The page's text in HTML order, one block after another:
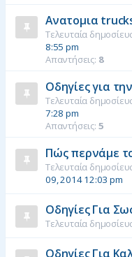
Ανατομια
Τελευταία
8:55 pm
Απαντήσεις: 8
Οδηγίες για
Τελευταία
7:28 pm
Απαντήσεις: 5
Πώς περνάμε
Τελευταία
09, 2014 12:03 pm
Οδηγίες Για
Τελευταία
Οδηγίες Για